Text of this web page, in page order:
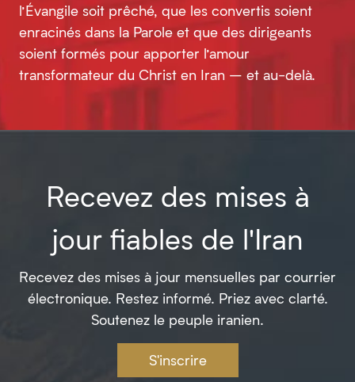
l’Évangile soit prêché, que les convertis soient
enracinés dans la Parole et que des dirigeants
soient formés pour apporter l’amour
transformateur du Christ en Iran – et au-delà.
Recevez des mises à
jour fiables de l'Iran
Recevez des mises à jour mensuelles par courrier
électronique. Restez informé. Priez avec clarté.
Soutenez le peuple iranien.
S'inscrire